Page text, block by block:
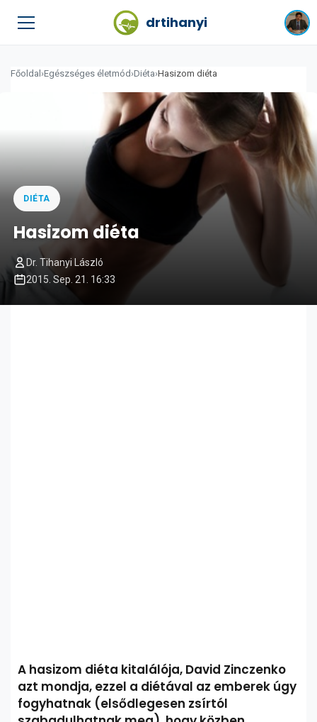
drtihanyi
Főoldal ›Egészséges életmód ›Diéta›Hasizom diéta
DIÉTA
Hasizom diéta
Dr. Tihanyi László
2015. Sep. 21. 16:33
A hasizom diéta kitalálója, David Zinczenko
azt mondja, ezzel a diétával az emberek úgy
fogyhatnak (elsődlegesen zsírtól